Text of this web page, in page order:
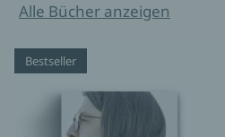
Alle Bücher anzeigen
Bestseller